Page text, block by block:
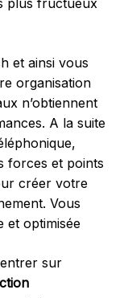
et ainsi vous
organisation
n’obtiennent
A la suite
forces et points
créer votre
Vous
et optimisée
sur